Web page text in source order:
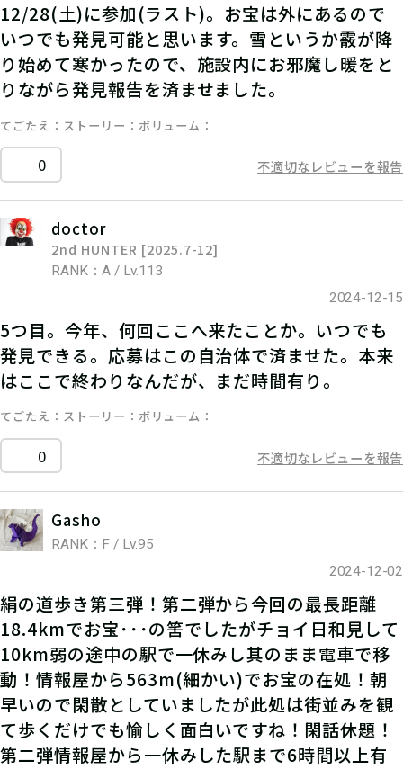
12/28(土)に参加(ラスト)。お宝は外にあるので
いつでも発見可能と思います。雪というか霰が降
り始めて寒かったので、施設内にお邪魔し暖をと
りながら発見報告を済ませました。
てごたえ ストーリー ボリューム
0 不適切なレビューを報告
doctor
2nd HUNTER [2025.7-12]
RANK：A / Lv.113
2024-12-15
5つ目。今年、何回ここへ来たことか。いつでも
発見できる。応募はこの自治体で済ませた。本来
はここで終わりなんだが、まだ時間有り。
てごたえ ストーリー ボリューム
0 不適切なレビューを報告
Gasho
RANK：F / Lv.95
2024-12-02
絹の道歩き第三弾！第二弾から今回の最長距離
18.4kmでお宝･･･の筈でしたがチョイ日和見して
10km弱の途中の駅で一休みし其のまま電車で移
動！情報屋から563m(細かい)でお宝の在処！朝
早いので閑散としていましたが此処は街並みを観
て歩くだけでも愉しく面白いですね！閑話休題！
第二弾情報屋から一休みした駅まで6時間以上有